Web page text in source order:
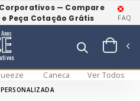
— Compare
Peça Cotação Grátis
FAQ
Caneca Ver Todos